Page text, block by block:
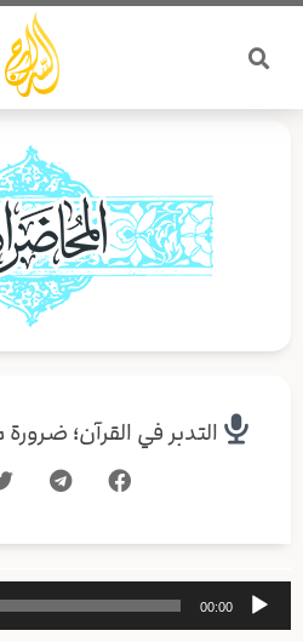
تخطي
المحتوى
التدبر في القرآن؛
مشغل
الصوت
00:00